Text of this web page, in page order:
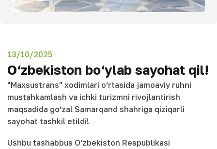
13/10/2025
O‘zbekiston bo‘ylab sayohat qil!
"Maxsustrans" xodimlari o‘rtasida jamoaviy ruhni
mustahkamlash va ichki turizmni rivojlantirish
maqsadida go‘zal Samarqand shahriga qiziqarli
sayohat tashkil etildi!
Ushbu tashabbus O‘zbekiston Respublikasi